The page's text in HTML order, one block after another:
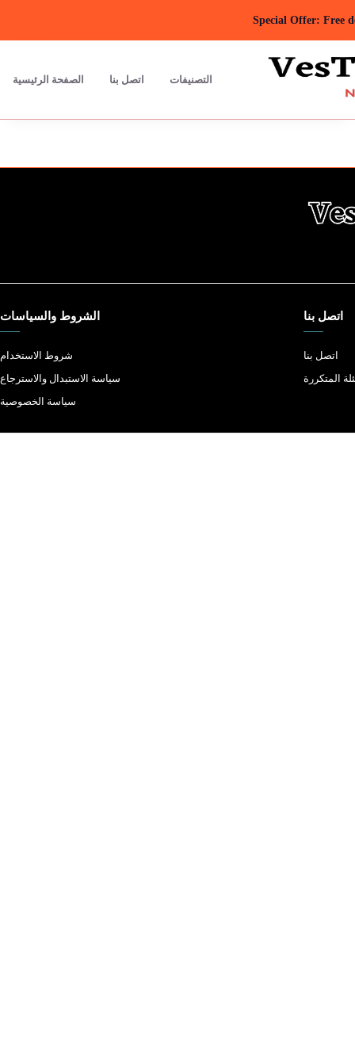
Special Offer: Free
الصفحة الرئيسية اتصل بنا التصنيفات
الشروط والسياسات
شروط الاستخدام
سياسة الاستبدال والاسترجاع
سياسة الخصوصية
اتصل بنا
اتصل بنا
المتكررة